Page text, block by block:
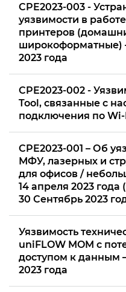
CPE2023-003 -
уязвимости в
принтеров
широкоформатные)
2023 года
CPE2023-002 -
Tool, связанные с
подключения по Wi-
CPE2023-001 – Об
МФУ, лазерных и
для офисов /
14 апреля 2023 года
30 Сентябрь 2023
Уязвимость
uniFLOW MOM с
доступом к данным
2023 года